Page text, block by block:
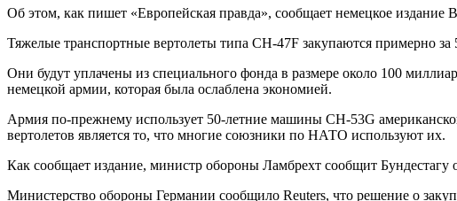
Об этом, как пишет «Европейская правда», сообщает немецкое издание
Тяжелые транспортные вертолеты типа CH-47F закупаются примерно
Они будут уплачены из специального фонда в размере около 100
немецкой армии, которая была ослаблена экономией.
Армия по-прежнему использует 50-летние машины CH-53G
вертолетов является то, что многие союзники по НАТО используют их.
Как сообщает издание, министр обороны Ламбрехт сообщит Бундестагу
Министерство обороны Германии сообщило Reuters, что решение о